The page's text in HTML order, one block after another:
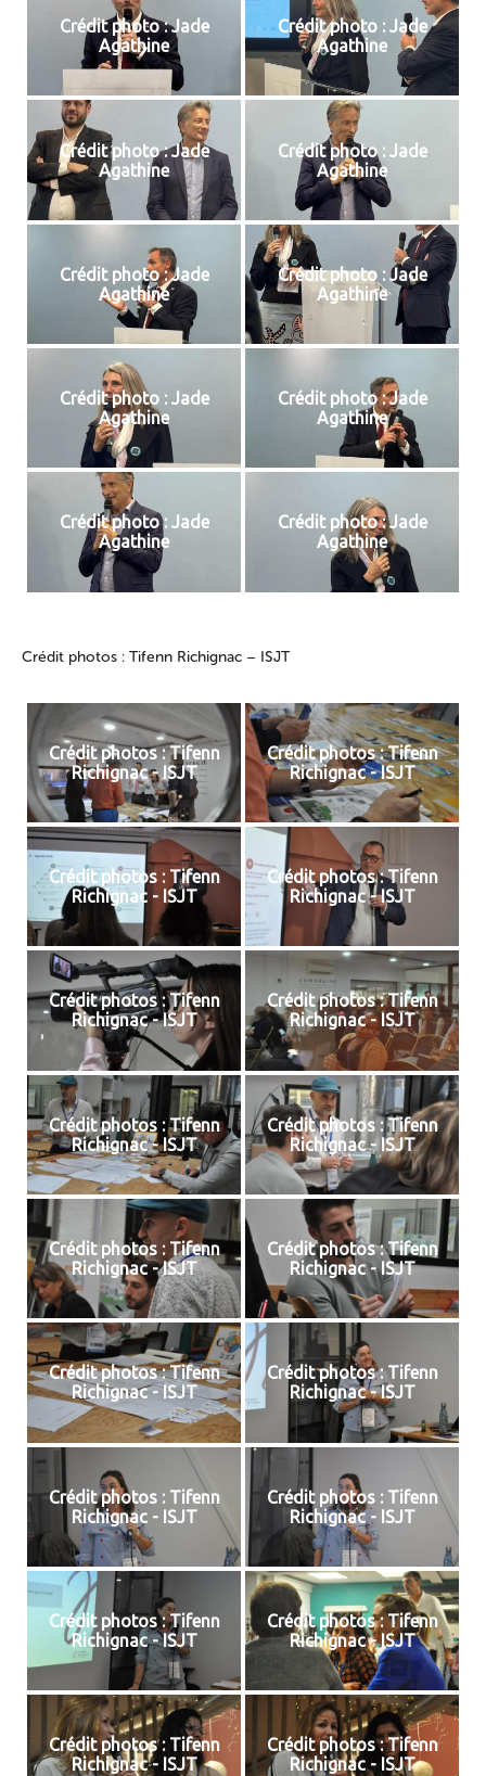
Crédit photo : Jade
Agathine
Crédit photo : Jade
Agathine
Crédit photo : Jade
Agathine
Crédit photo : Jade
Agathine
Crédit photo : Jade
Agathine
Crédit photo : Jade
Agathine
Crédit photo : Jade
Agathine
Crédit photo : Jade
Agathine
Crédit photo : Jade
Agathine
Crédit photo : Jade
Agathine
Crédit photos : Tifenn Richignac – ISJT
Crédit photos : Tifenn
Richignac - ISJT
Crédit photos : Tifenn
Richignac - ISJT
Crédit photos : Tifenn
Richignac - ISJT
Crédit photos : Tifenn
Richignac - ISJT
Crédit photos : Tifenn
Richignac - ISJT
Crédit photos : Tifenn
Richignac - ISJT
Crédit photos : Tifenn
Richignac - ISJT
Crédit photos : Tifenn
Richignac - ISJT
Crédit photos : Tifenn
Richignac - ISJT
Crédit photos : Tifenn
Richignac - ISJT
Crédit photos : Tifenn
Richignac - ISJT
Crédit photos : Tifenn
Richignac - ISJT
Crédit photos : Tifenn
Richignac - ISJT
Crédit photos : Tifenn
Richignac - ISJT
Crédit photos : Tifenn
Richignac - ISJT
Crédit photos : Tifenn
Richignac - ISJT
Crédit photos : Tifenn
Richignac - ISJT
Crédit photos : Tifenn
Richignac - ISJT